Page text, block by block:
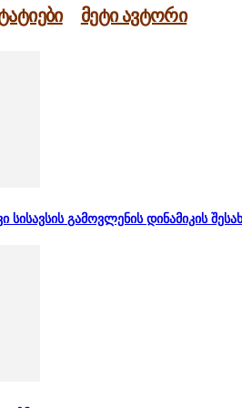
მეტი ავტორი
სისავსის გამოვლენის დინამიკის